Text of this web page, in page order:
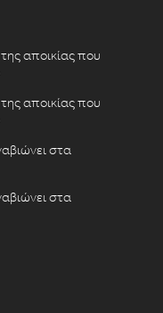
αποικίας που
αποικίας που
στα
στα